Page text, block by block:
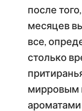
после
месяцев
все,
столько
мирровым